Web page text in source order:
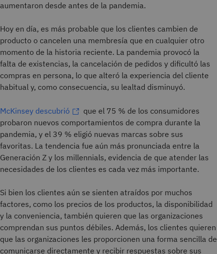
aumentaron desde antes de la pandemia.
Hoy en día, es más probable que los clientes cambien de
producto o cancelen una membresía que en cualquier otro
momento de la historia reciente. La pandemia provocó la
falta de existencias, la cancelación de pedidos y dificultó las
compras en persona, lo que alteró la experiencia del cliente
habitual y, como consecuencia, su lealtad disminuyó.
McKinsey descubrió
que el 75 % de los consumidores
probaron nuevos comportamientos de compra durante la
pandemia, y el 39 % eligió nuevas marcas sobre sus
favoritas. La tendencia fue aún más pronunciada entre la
Generación Z y los millennials, evidencia de que atender las
necesidades de los clientes es cada vez más importante.
Si bien los clientes aún se sienten atraídos por muchos
factores, como los precios de los productos, la disponibilidad
y la conveniencia, también quieren que las organizaciones
comprendan sus puntos débiles. Además, los clientes quieren
que las organizaciones les proporcionen una forma sencilla de
comunicarse directamente y recibir respuestas sobre sus